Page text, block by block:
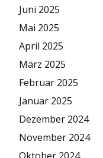
Juni 2025
Mai 2025
April 2025
März 2025
Februar 2025
Januar 2025
Dezember 2024
November 2024
Oktober 2024